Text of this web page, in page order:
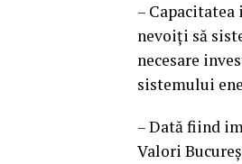
–
nevoiţi să
necesare
sistemului
– Dată fiind
Valori